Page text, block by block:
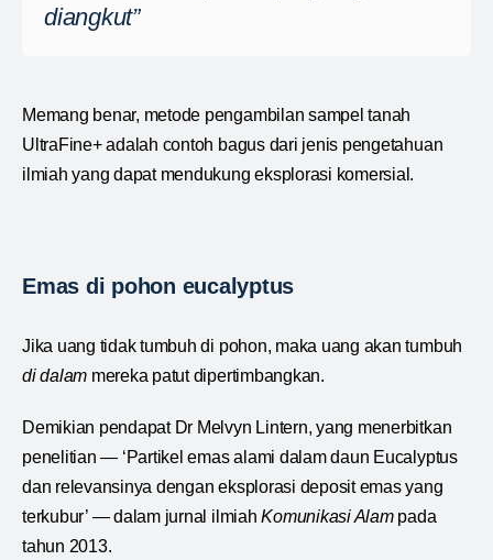
diangkut”
Memang benar, metode pengambilan sampel tanah
UltraFine+ adalah contoh bagus dari jenis pengetahuan
ilmiah yang dapat mendukung eksplorasi komersial.
Emas di pohon eucalyptus
Jika uang tidak tumbuh di pohon, maka uang akan tumbuh
di dalam mereka patut dipertimbangkan.
Demikian pendapat Dr Melvyn Lintern, yang menerbitkan
penelitian — ‘Partikel emas alami dalam daun Eucalyptus
dan relevansinya dengan eksplorasi deposit emas yang
terkubur’ — dalam jurnal ilmiahKomunikasi Alampada
tahun 2013.